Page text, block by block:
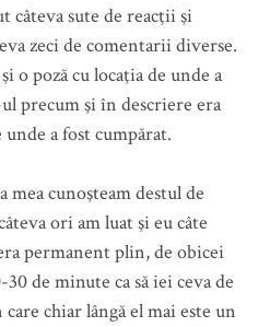
câteva sute de reacţii şi
zeci de comentarii diverse.
o poză cu locaţia de unde a
precum şi în descriere era
a fost cumpărat.
cunoşteam destul de
ori am luat şi eu câte
permanent plin, de obicei
30 de minute ca să iei ceva de
chiar lângă el mai este un